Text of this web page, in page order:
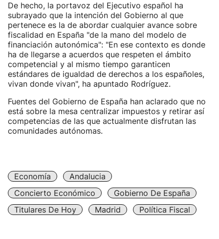
De hecho, la portavoz del Ejecutivo español ha
subrayado que la intención del Gobierno al que
pertenece es la de abordar cualquier avance sobre
fiscalidad en España "de la mano del modelo de
financiación autonómica": "En ese contexto es donde
ha de llegarse a acuerdos que respeten el ámbito
competencial y al mismo tiempo garanticen
estándares de igualdad de derechos a los españoles,
vivan donde vivan", ha apuntado Rodríguez.
Fuentes del Gobierno de España han aclarado que no
está sobre la mesa centralizar impuestos y retirar así
competencias de las que actualmente disfrutan las
comunidades autónomas.
Economía
Andalucia
Concierto Económico
Gobierno De España
Titulares De Hoy
Madrid Política Fiscal